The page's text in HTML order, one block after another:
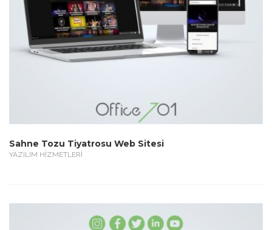
Sahne Tozu Tiyatrosu Web Sitesi
YAZILIM HİZMETLERİ